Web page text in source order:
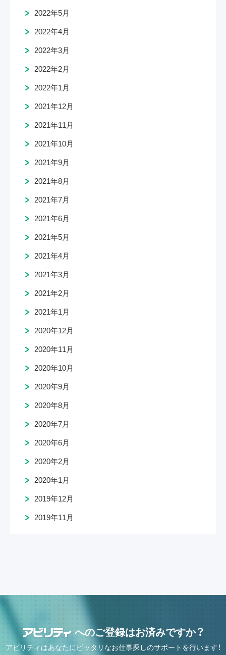
2022年5月
2022年4月
2022年3月
2022年2月
2022年1月
2021年12月
2021年11月
2021年10月
2021年9月
2021年8月
2021年7月
2021年6月
2021年5月
2021年4月
2021年3月
2021年2月
2021年1月
2020年12月
2020年11月
2020年10月
2020年9月
2020年8月
2020年7月
2020年6月
2020年2月
2020年1月
2019年12月
2019年11月
へのご登録はお済みですか？
アビリティはあなたにピッタリなお仕事探しのサポートを行います！